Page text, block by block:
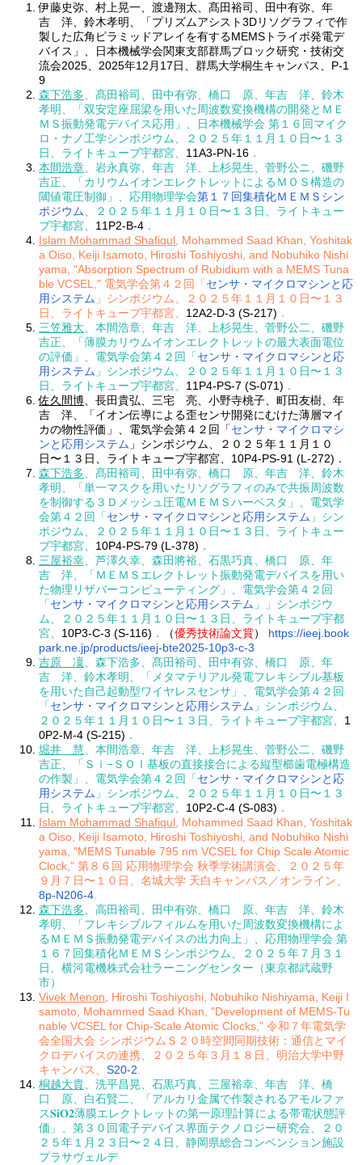
伊藤史弥、村上晃一、渡邊翔太、髙田裕司、田中有弥、年
吉 洋、鈴木孝明、「プリズムアシスト3Dリソグラフィで作
製した広角ピラミッドアレイを有するMEMSトライボ発電デ
バイス」、日本機械学会関東支部群馬ブロック研究・技術交
流会2025、2025年12月17日、群馬大学桐生キャンパス、P-1
9
森下浩多、髙田裕司、田中有弥、橋口 原、年吉 洋、鈴木
孝明、「双安定座屈梁を用いた周波数変換機構の開発とＭＥ
ＭＳ振動発電デバイス応用」、日本機械学会 第１６回マイク
ロ・ナノ工学シンポジウム、２０２５年１１月１０日〜１３
日、ライトキューブ宇都宮、 11A3-PN-16 ．
本間浩章、岩永真弥、年吉 洋、上杉晃生、菅野公ニ、磯野
吉正、「カリウムイオンエレクトレットによるＭＯＳ構造の
閾値電圧制御」、応用物理学会第１７回集積化ＭＥＭＳシン
ポジウム、２０２５年１１月１０日〜１３日、ライトキュー
ブ宇都宮、 11P2-B-4 ．
Islam Mohammad Shafiqul, Mohammed Saad Khan, Yoshitak
a Oiso, Keiji Isamoto, Hiroshi Toshiyoshi, and Nobuhiko Nishi
yama, "Absorption Spectrum of Rubidium with a MEMS Tuna
ble VCSEL," 電気学会第４２回「 センサ・マイクロマシンと応
用システム 」シンポジウム、２０２５年１１月１０日〜１３
日、ライトキューブ宇都宮、 12A2-D-3 (S-217) ．
三笠雅大、本間浩章、年吉 洋、上杉晃生、菅野公二、磯野
吉正、「薄膜カリウムイオンエレクトレットの最大表面電位
の評価」、電気学会第４２回「センサ・マイクロマシンと応
用システム 」シンポジウム、２０２５年１１月１０日〜１３
日、ライトキューブ宇都宮、 11P4-PS-7 (S-071) ．
佐久間博、長田貴弘、三宅 亮、小野寺桃子、町田友樹、年
吉 洋、「イオン伝導による歪センサ開発にむけた薄層マイ
カの物性評価」、電気学会第４２回「センサ・マイクロマシ
ンと応用システム 」シンポジウム、２０２５年１１月１０
日〜１３日、ライトキューブ宇都宮、 10P4-PS-91 (L-272) ．
森下浩多、髙田裕司、田中有弥、橋口 原、年吉 洋、鈴木
孝明、「単一マスクを用いたリソグラフィのみで共振周波数
を制御する３Ｄメッシュ圧電ＭＥＭＳハーベスタ」、電気学
会第４２回「センサ・マイクロマシンと応用システム 」シン
ポジウム、２０２５年１１月１０日〜１３日、ライトキュー
ブ宇都宮、 10P4-PS-79 (L-378) ．
三屋裕幸、芦澤久幸、森田將裕、石黒巧真、橋口 原、年
吉 洋、「ＭＥＭＳエレクトレット振動発電デバイスを用い
た物理リザバーコンピューティング」、電気学会第４２回
「センサ・マイクロマシンと応用システム 」」シンポジウ
ム、２０２５年１１月１０日〜１３日、ライトキューブ宇都
宮、 10P3-C-3 (S-116) ． （優秀技術論文賞） https://ieej.book
park.ne.jp/products/ieej-bte2025-10p3-c-3
吉原 凜、森下浩多、髙田裕司、田中有弥、橋口 原、年
吉 洋、鈴木孝明、「メタマテリアル発電フレキシブル基板
を用いた自己起動型ワイヤレスセンサ」、電気学会第４２回
「センサ・マイクロマシンと応用システム 」シンポジウム、
２０２５年１１月１０日〜１３日、ライトキューブ宇都宮、 1
0P2-M-4 (S-215) ．
堀井 慧、本間浩章、年吉 洋、上杉晃生、菅野公二、磯野
吉正、「Ｓｉ−ＳＯＩ基板の直接接合による縦型櫛歯電極構造
の作製」、電気学会第４２回「センサ・マイクロマシンと応
用システム 」シンポジウム、２０２５年１１月１０日〜１３
日、ライトキューブ宇都宮、 10P2-C-4 (S-083) ．
Islam Mohammad Shafiqul, Mohammed Saad Khan, Yoshitak
a Oiso, Keiji Isamoto, Hiroshi Toshiyoshi, and Nobuhiko Nishi
yama, "MEMS Tunable 795 nm VCSEL for Chip Scale Atomic
Clock," 第８６回 応用物理学会 秋季学術講演会、２０２５年
９月７日〜１０日、名城大学 天白キャンパス／オンライン、
8p-N206-4.
森下浩多、高田裕司、田中有弥、橋口 原、年吉 洋、鈴木
孝明、「フレキシブルフィルムを用いた周波数変換機構によ
るＭＥＭＳ振動発電デバイスの出力向上」、応用物理学会 第
１６７回集積化ＭＥＭＳシンポジウム、２０２５年７月３１
日、横河電機株式会社ラーニングセンター（東京都武蔵野
市）
Vivek Menon, Hiroshi Toshiyoshi, Nobuhiko Nishiyama, Keiji I
samoto, Mohammed Saad Khan, "Development of MEMS-Tu
nable VCSEL for Chip-Scale Atomic Clocks," 令和７年電気学
会全国大会 シンポジウムＳ２０時空間同期技術：通信とマイ
クロデバイスの連携、２０２５年３月１８日、明治大学中野
キャンパス、S20-2.
桐越大貴、洗平昌晃、石黒巧真、三屋裕幸、年吉 洋、橋
口 原、白石賢二、「アルカリ金属で作製されるアモルファ
ス𝐒𝐢𝐎𝟐薄膜エレクトレットの第一原理計算による帯電状態評
価」、第３０回電子デバイス界面テクノロジー研究会、２０
２５年１月２３日〜２４日、静岡県総合コンベンション施設
プラサヴェルデ